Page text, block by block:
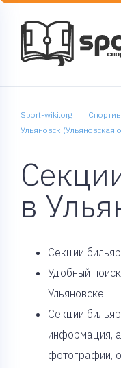
Sport-wiki.org
Ульяновск (Ульяновская
в
Cекции
Удобный
Ульяновске.
Секции
информация,
фотографии,